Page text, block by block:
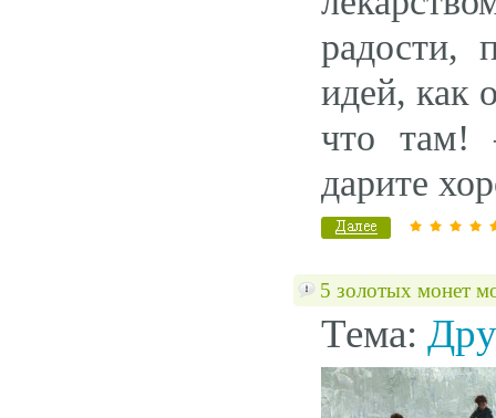
радости,
идей, как
что там!
дарите
5 золотых монет
Тема: